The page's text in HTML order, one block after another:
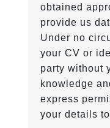
obtained
provide us
Under no
your CV or
party without
knowledge
express
your details